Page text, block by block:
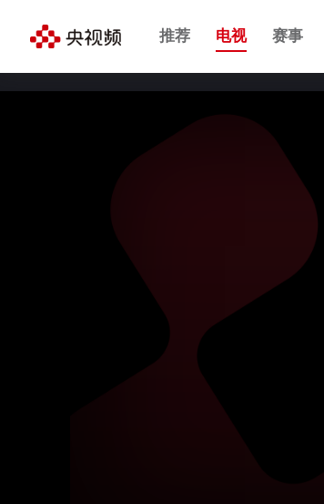
推荐 电视 赛事